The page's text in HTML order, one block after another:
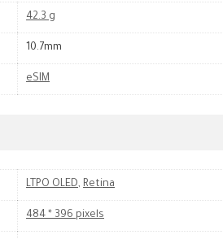
42.3 g
10.7mm
eSIM
LTPO OLED, Retina
484 * 396 pixels